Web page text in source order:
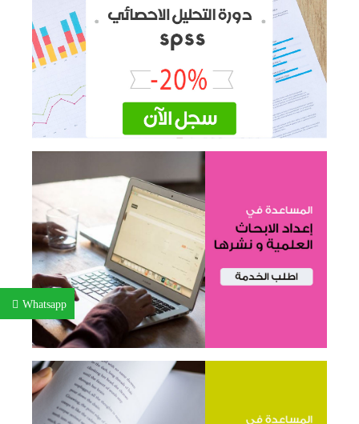
Whatsapp